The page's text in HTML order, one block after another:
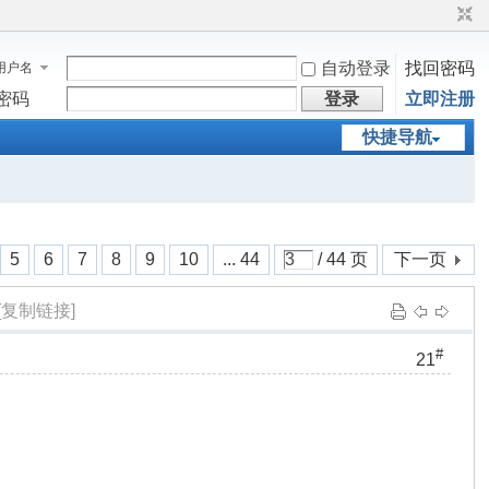
户名 自动登录
找回密码
码
登录 立即注册
快捷导航
5 6 7 8 9 10 ... 44 / 44 页 下一页
[复制链接]
21#